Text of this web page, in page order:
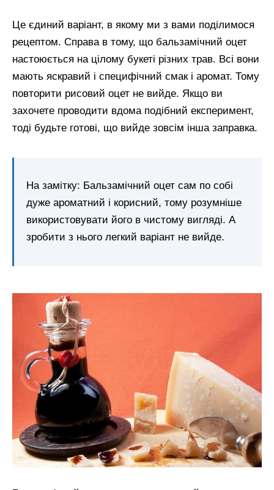
Це єдиний варіант, в якому ми з вами поділимося
рецептом. Справа в тому, що бальзамічний оцет
настоюється на цілому букеті різних трав. Всі вони
мають яскравий і специфічний смак і аромат. Тому
повторити рисовий оцет не вийде. Якщо ви
захочете проводити вдома подібний експеримент,
тоді будьте готові, що вийде зовсім інша заправка.
На замітку: Бальзамічний оцет сам по собі
дуже ароматний і корисний, тому розумніше
використовувати його в чистому вигляді. А
зробити з нього легкий варіант не вийде.